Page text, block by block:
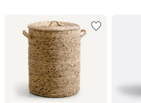
programma
plaats
daarvan
betalen